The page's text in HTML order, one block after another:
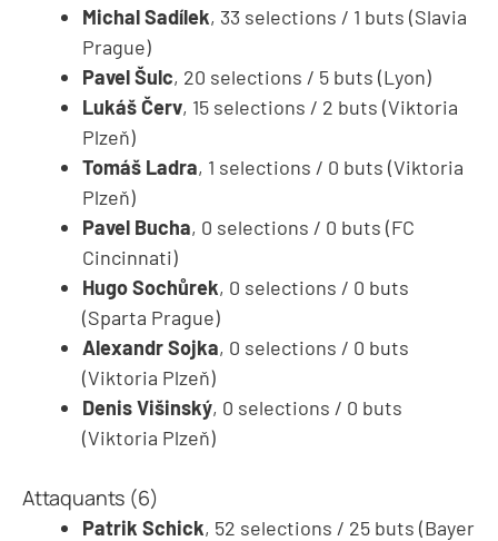
Michal Sadílek, 33 selections / 1 buts (Slavia
Prague)
Pavel Šulc, 20 selections / 5 buts (Lyon)
Lukáš Červ, 15 selections / 2 buts (Viktoria
Plzeň)
Tomáš Ladra, 1 selections / 0 buts (Viktoria
Plzeň)
Pavel Bucha, 0 selections / 0 buts (FC
Cincinnati)
Hugo Sochůrek, 0 selections / 0 buts
(Sparta Prague)
Alexandr Sojka, 0 selections / 0 buts
(Viktoria Plzeň)
Denis Višinský, 0 selections / 0 buts
(Viktoria Plzeň)
Attaquants (6)
Patrik Schick, 52 selections / 25 buts (Bayer